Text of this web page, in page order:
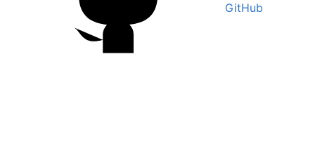
GitHub